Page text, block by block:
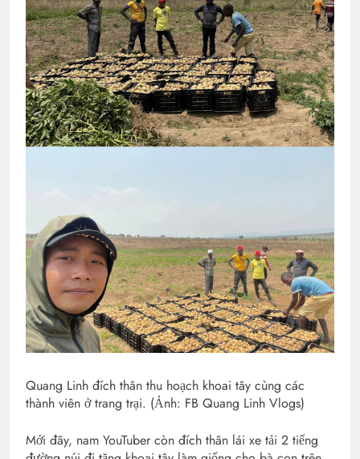
Quang Linh đích thân thu hoạch khoai tây cùng các
thành viên ở trang trại. (Ảnh: FB Quang Linh Vlogs)
Mới đây, nam YouTuber còn đích thân lái xe tải 2 tiếng